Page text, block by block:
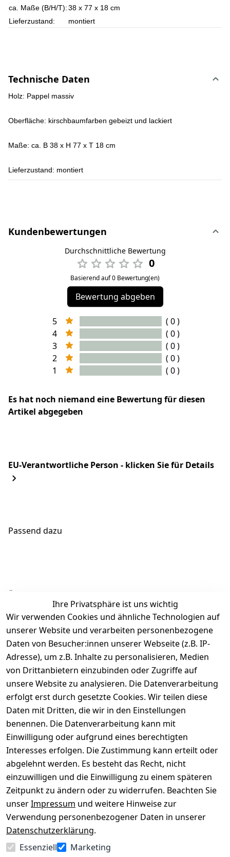
ca. Maße (B/H/T):38 x 77 x 18 cm
Lieferzustand:
montiert
Technische Daten
Holz: Pappel massiv
Oberfläche: kirschbaumfarben gebeizt und lackiert
Maße: ca. B 38 x H 77 x T 18 cm
Lieferzustand: montiert
Kundenbewertungen
Durchschnittliche Bewertung
0
Basierend auf 0 Bewertung(en)
Bewertung abgeben
5
( 0 )
4
( 0 )
3
( 0 )
2
( 0 )
1
( 0 )
Es hat noch niemand eine Bewertung für diesen
Artikel abgegeben
EU-Verantwortliche Person - klicken Sie für Details
Passend dazu
Ähnliche Produkte
Ihre Privatsphäre ist uns wichtig
Wir verwenden Cookies und ähnliche Technologien auf
unserer Website und verarbeiten personenbezogene
Daten von Besucher:innen unserer Webseite (z.B. IP-
Adresse), um z.B. Inhalte zu personalisieren, Medien
von Drittanbietern einzubinden oder Zugriffe auf
unsere Website zu analysieren. Die Datenverarbeitung
erfolgt erst durch gesetzte Cookies. Wir teilen diese
Daten mit Dritten, die wir in den Einstellungen
benennen. Die Datenverarbeitung kann mit
Einwilligung oder aufgrund eines berechtigten
Interesses erfolgen. Die Zustimmung kann erteilt oder
abgelehnt werden. Es besteht das Recht, nicht
einzuwilligen und die Einwilligung zu einem späteren
Zeitpunkt zu ändern oder zu widerrufen. Beachten Sie
unserImpressum und weitere Hinweise zur
Verwendung personenbezogener Daten in unserer
Datenschutzerklärung.
Essenziell
Marketing
Rechtliches
AGB
Impressum
Datenschutze
rklärung
Barrierefreihe
itserklärung
Widerrufsrec
ht
Über uns
Kontakt
Registrieren
Kataloge zum
Download
Pflege &
Kundendienst
Kiefermöbel
Hilfe
Wir
versenden
mit
Zahle
bequem per
Vertrag
widerrufen